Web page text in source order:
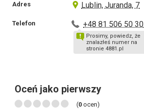
Adres Lublin, Juranda, 7
Telefon +48 81 506 50 30
Prosimy, powiedz, że
znalazłeś numer na
stronie 4881.pl
Oceń jako pierwszy
(0 ocen)